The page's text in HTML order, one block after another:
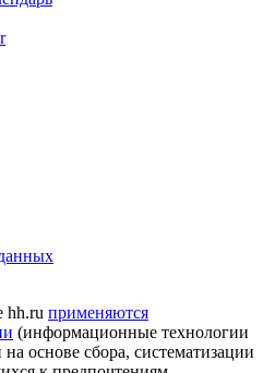
hh.ru применяются
(информационные технологии
основе сбора, систематизации